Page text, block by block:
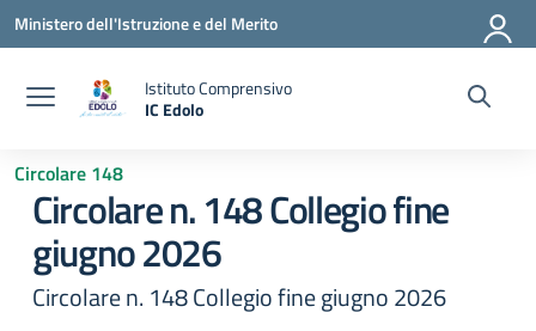
Vai ai contenuti
Vai al menu di navigazione
Vai al footer
Ministero dell'Istruzione e del Merito
Istituto Comprensivo
IC Edolo
Circolare 148
Circolare n. 148 Collegio fine
giugno 2026
Circolare n. 148 Collegio fine giugno 2026